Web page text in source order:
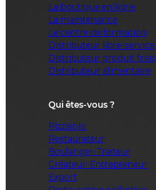
La boutique en ligne
La maintenance
Le centre de formation
Distributeur libre-service
Distributeur produit frais
Distributeur alimentaire
Qui êtes-vous ?
Pizzaiolo
Restaurateur
Boulanger-Traiteur
Créateur-Entrepreneur
Export